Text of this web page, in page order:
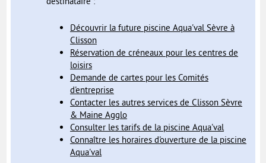
MON PROFIL
MES DEMANDES
MON PORTE-DOCUMENTS
Découvrir la future piscine Aqua'val Sèvre à
Clisson
Réservation de créneaux pour les centres de
loisirs
Demande de cartes pour les Comités
d'entreprise
Contacter les autres services de Clisson Sèvre
& Maine Agglo
Consulter les tarifs de la piscine Aqua'val
Connaître les horaires d'ouverture de la piscine
Aqua'val